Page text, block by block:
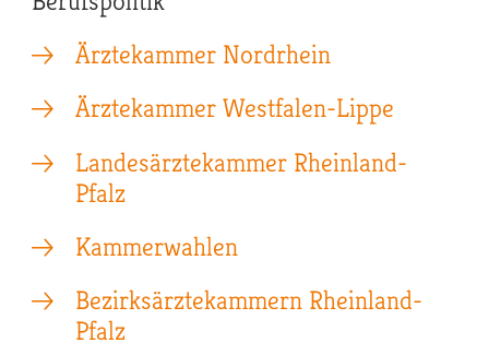
Ärztekammer Nordrhein
Ärztekammer Westfalen-Lippe
Landesärztekammer Rheinland-
Pfalz
Kammerwahlen
Bezirksärztekammern Rheinland-
Pfalz